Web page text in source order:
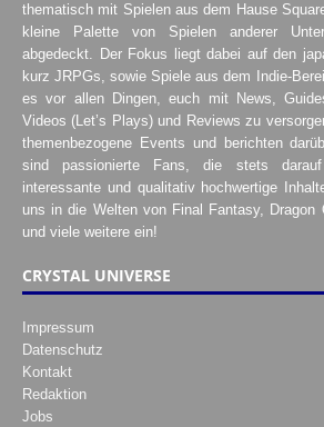
thematisch mit Spielen aus dem Hause
kleine Palette von Spielen anderer
abgedeckt. Der Fokus liegt dabei auf den
kurz JRPGs, sowie Spiele aus dem Indie-
es vor allen Dingen, euch mit News,
Videos (Let’s Plays) und Reviews zu
themenbezogene Events und berichten
sind passionierte Fans, die stets
interessante und qualitativ hochwertige
uns in die Welten von Final Fantasy, Dragon
und viele weitere ein!
CRYSTAL UNIVERSE
Impressum
Datenschutz
Kontakt
Redaktion
Jobs